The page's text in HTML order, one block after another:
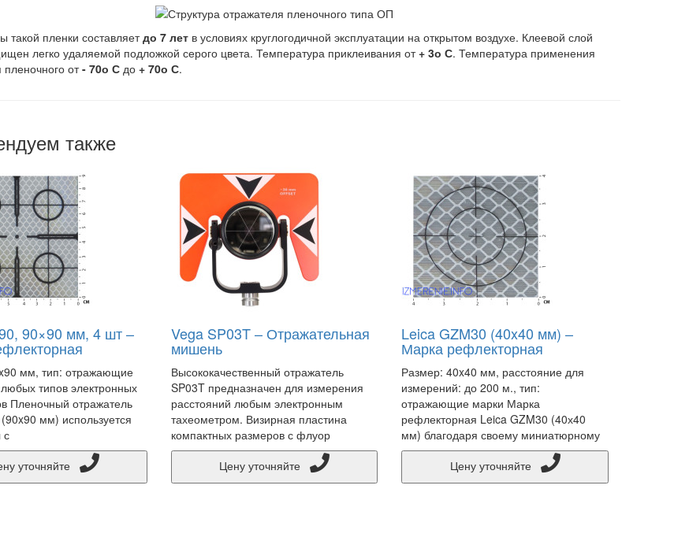
такой пленки составляетдо 7 летв условиях круглогодичной эксплуатации на открытом воздухе. Клеевой слой
легко удаляемой подложкой серого цвета. Температура приклеивания от+ 3о С. Температура применения
пленочного от- 70о Сдо + 70о С.
также
90×90 мм, 4 шт –
мм, тип: отражающие
типов электронных
Пленочный отражатель
мм) используется
с
Vega SP03T – Отражательная
мишень
Высококачественный отражатель
SP03T предназначен для измерения
расстояний любым электронным
тахеометром. Визирная пластина
компактных размеров с флуор
Цену уточняйте
Leica GZM30 (40x40 мм) –
Марка рефлекторная
Размер: 40x40 мм, расстояние для
измерений: до 200 м., тип:
отражающие марки Марка
рефлекторная Leica GZM30 (40х40
мм) благодаря своему миниатюрному